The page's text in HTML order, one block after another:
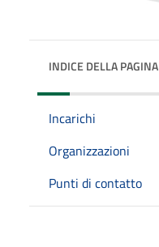
INDICE DELLA PAGINA
Incarichi
Organizzazioni
Punti di contatto